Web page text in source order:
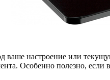
ваше настроение или
Особенно полезно,